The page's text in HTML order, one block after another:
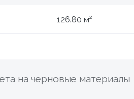
126.80 м²
на черновые материалы